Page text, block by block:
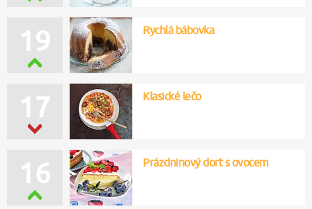
17 Klasické lečo
19 Rychlá bábovka
16 Prázdninový dort s ovocem